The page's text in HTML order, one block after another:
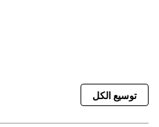
توسيع الكل